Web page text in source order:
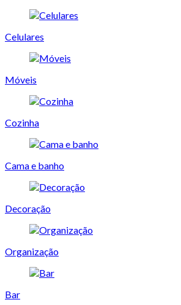
Celulares
Móveis
Cozinha
Cama e banho
Decoração
Organização
Bar